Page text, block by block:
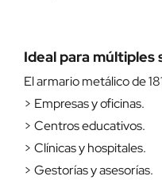
Ideal para
El armario metálico de
> Empresas y oficinas.
> Centros educativos.
> Clínicas y hospitales.
> Gestorías y asesorías.